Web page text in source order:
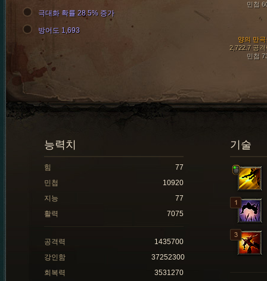
민첩
양의 만곡
2,722.7 공격
민첩
극대화 확률 28.5% 증가
방어도 1,693
기술
능력치
힘
77
민첩
10920
지능
77
활력
7075
공격력
1435700
강인함
37252300
회복력
3531270